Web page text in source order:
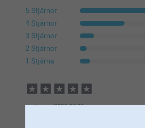
5 Stjärnor
4 Stjärnor
3 Stjärnor
2 Stjärnor
1 Stjärna
customer, 2026-07-30